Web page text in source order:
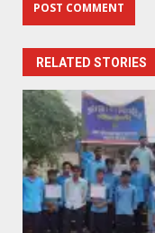
RELATED STORIES